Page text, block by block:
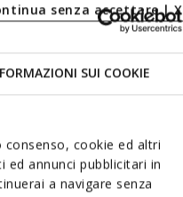
SUI COOKIE
cookie ed altri
annunci pubblicitari in
a navigare senza
senza accettare | X